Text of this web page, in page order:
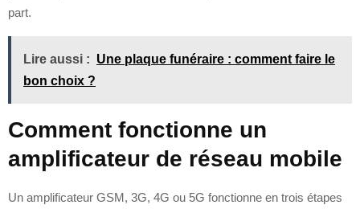
part.
Lire aussi : Une plaque funéraire : comment faire le
bon choix ?
Comment fonctionne un
amplificateur de réseau mobile
Un amplificateur GSM, 3G, 4G ou 5G fonctionne en trois étapes